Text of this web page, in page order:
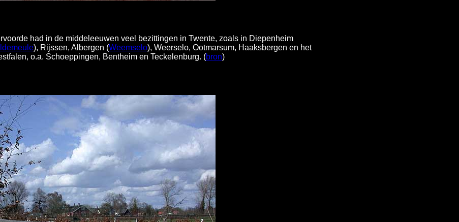
had in de middeleeuwen veel bezittingen in Twente, zoals in Diepenheim
), Rijssen, Albergen (Weemselo), Weerselo, Ootmarsum, Haaksbergen en het
o.a. Schoeppingen, Bentheim en Teckelenburg. (bron)